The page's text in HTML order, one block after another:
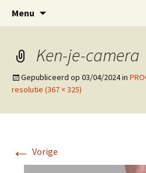
inhoud
VIDEOCLUBEDE
ESVA is uw videoclub in
Menu
Ken-je-camera
Gepubliceerd op 03/04/2024in
resolutie (367 × 325)
← Vorige